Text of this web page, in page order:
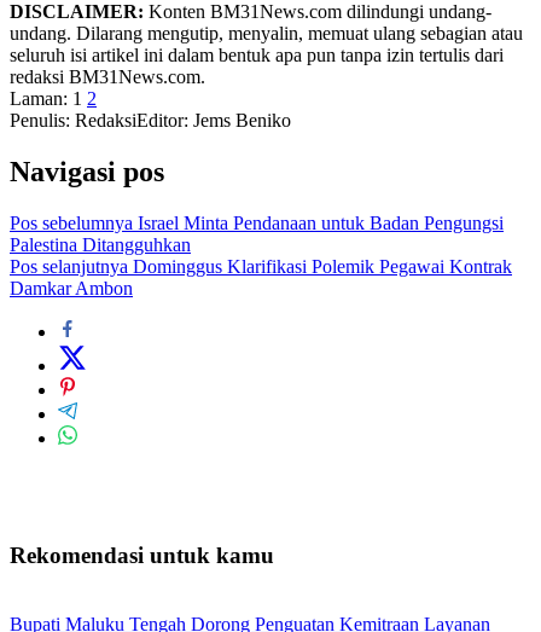
DISCLAIMER: Konten BM31News.com dilindungi undang-
undang. Dilarang mengutip, menyalin, memuat ulang sebagian atau
seluruh isi artikel ini dalam bentuk apa pun tanpa izin tertulis dari
redaksi BM31News.com.
Laman: 1 2
Penulis: RedaksiEditor: Jems Beniko
Navigasi pos
Pos sebelumnya Israel Minta Pendanaan untuk Badan Pengungsi
Palestina Ditangguhkan
Pos selanjutnya Dominggus Klarifikasi Polemik Pegawai Kontrak
Damkar Ambon
Rekomendasi untuk kamu
Bupati Maluku Tengah Dorong Penguatan Kemitraan Layanan